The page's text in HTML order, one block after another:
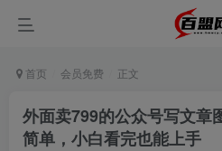
首页 会员免费 正文
外面卖799的公众号写文章
简单，小白看完也能上手